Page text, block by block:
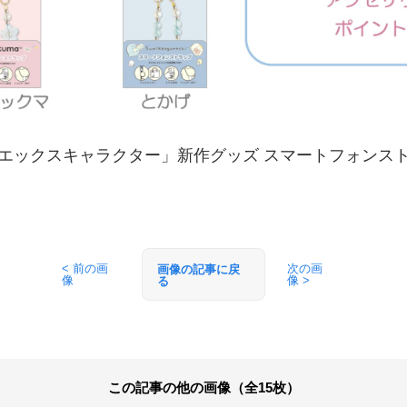
ックスキャラクター」新作グッズ スマートフォンス
< 前の画
像
画像の記事に戻
る
次の画
像 >
この記事の他の画像（全15枚）